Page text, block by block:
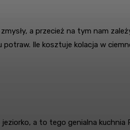
a przecież na tym nam
potraw. Ile kosztuje kolacja w
a to tego genialna kuchnia